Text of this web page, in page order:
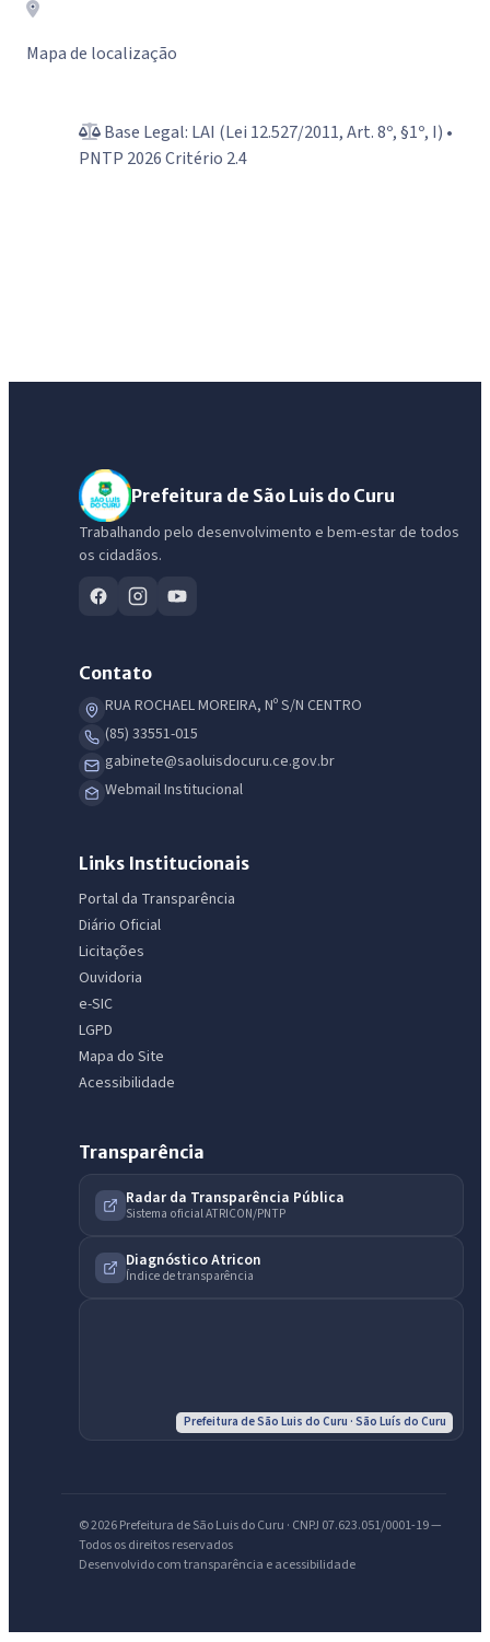
Mapa de localização
Base Legal: LAI (Lei 12.527/2011, Art. 8º, §1º, I) •
PNTP 2026 Critério 2.4
Prefeitura de São Luis do Curu
Trabalhando pelo desenvolvimento e bem-estar de todos
os cidadãos.
Contato
RUA ROCHAEL MOREIRA, Nº S/N CENTRO
(85) 33551-015
gabinete@saoluisdocuru.ce.gov.br
Webmail Institucional
Links Institucionais
Portal da Transparência
Diário Oficial
Licitações
Ouvidoria
e-SIC
LGPD
Mapa do Site
Acessibilidade
Transparência
Radar da Transparência Pública
Sistema oficial ATRICON/PNTP
Diagnóstico Atricon
Índice de transparência
Prefeitura de São Luis do Curu · São Luís do Curu
© 2026 Prefeitura de São Luis do Curu · CNPJ 07.623.051/0001-19 —
Todos os direitos reservados
Desenvolvido com transparência e acessibilidade
Assistente do Portal
licitações, estrutura ou transparência do município.
Licitações abertas Carta de serviços Diário Oficial